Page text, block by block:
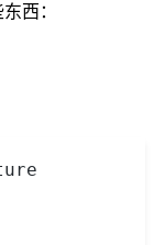
西：